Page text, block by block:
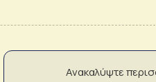
Ανακαλύψτε